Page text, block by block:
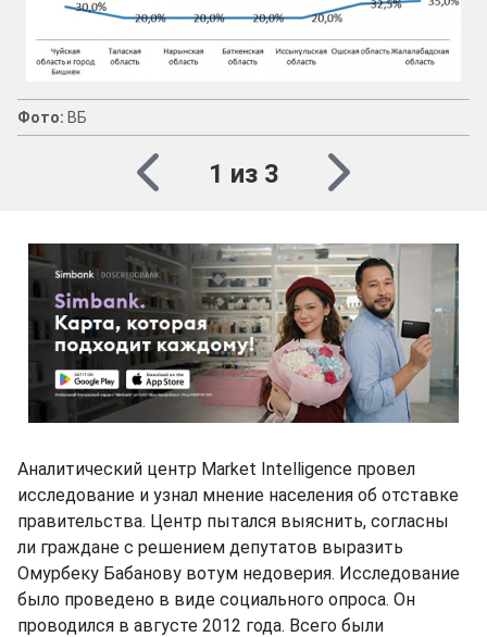
Фото: ВБ
1 из 3
Аналитический центр Market Intelligence провел
исследование и узнал мнение населения об отставке
правительства. Центр пытался выяснить, согласны
ли граждане с решением депутатов выразить
Омурбеку Бабанову вотум недоверия. Исследование
было проведено в виде социального опроса. Он
проводился в августе 2012 года. Всего были